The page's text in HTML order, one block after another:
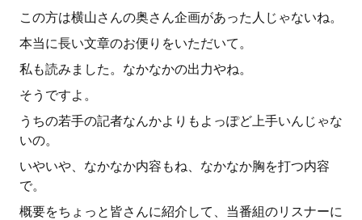
この方は横山さんの奥さん企画があった人じゃないね。
本当に長い文章のお便りをいただいて。
私も読みました。なかなかの出力やね。
そうですよ。
うちの若手の記者なんかよりもよっぽど上手いんじゃな
いの。
いやいや、なかなか内容もね、なかなか胸を打つ内容
で。
概要をちょっと皆さんに紹介して、当番組のリスナーに